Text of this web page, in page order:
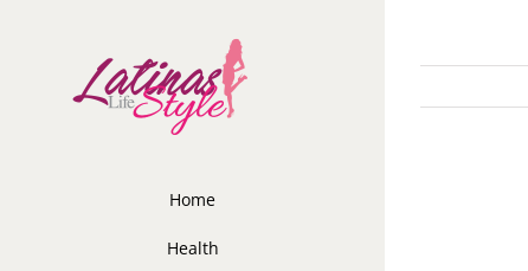
Home
Health